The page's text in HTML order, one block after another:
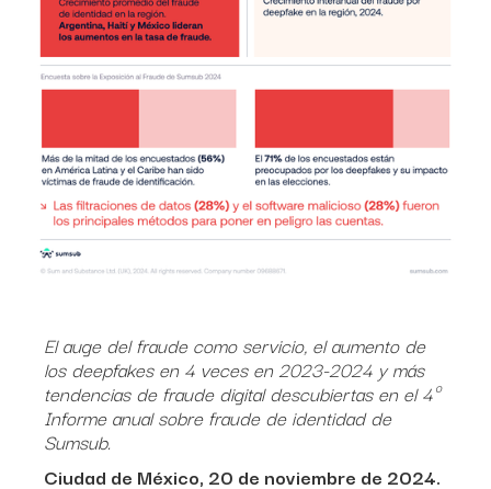
El auge del fraude como servicio, el aumento de
los deepfakes en 4 veces en 2023-2024 y más
tendencias de fraude digital descubiertas en el 4º
Informe anual sobre fraude de identidad de
Sumsub.
Ciudad de México, 20 de noviembre de 2024.